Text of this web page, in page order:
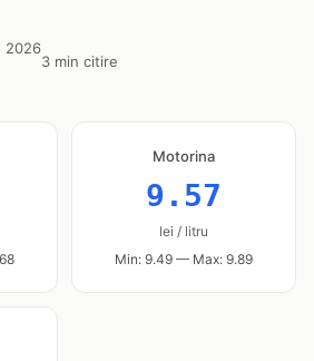
2026
3 min citire
Motorina
9.57
lei / litru
Min: 9.49 — Max: 9.89